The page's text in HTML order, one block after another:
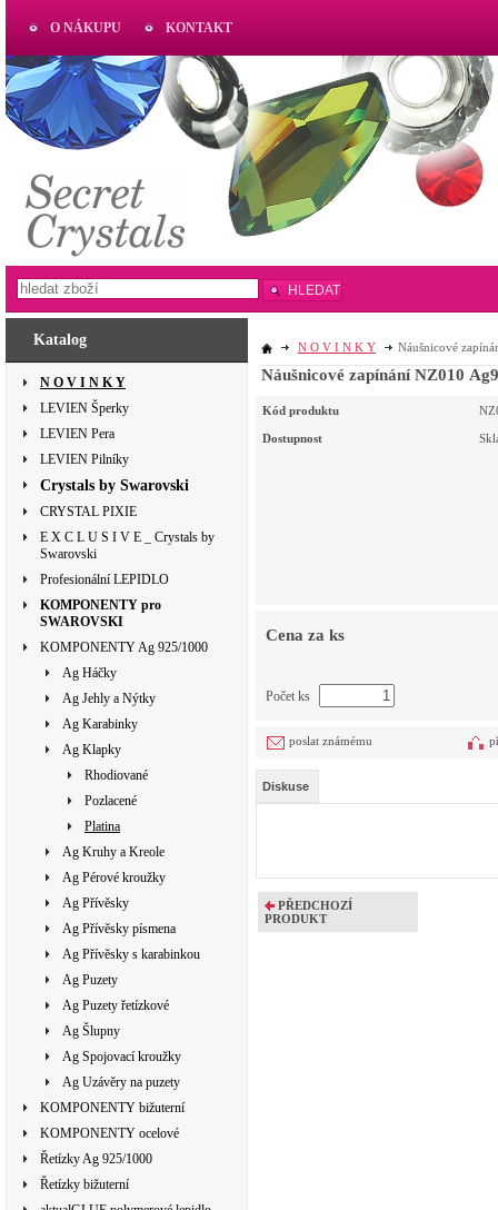
Katalog
N O V I N K Y
LEVIEN Šperky
LEVIEN Pera
LEVIEN Pilníky
Crystals by Swarovski
CRYSTAL PIXIE
E X C L U S I V E _ Crystals by
Swarovski
Profesionální LEPIDLO
KOMPONENTY pro
SWAROVSKI
KOMPONENTY Ag 925/1000
Ag Háčky
Ag Jehly a Nýtky
Ag Karabinky
Ag Klapky
Rhodiované
Pozlacené
Platina
Ag Kruhy a Kreole
Ag Pérové kroužky
Ag Přívěsky
Ag Přívěsky písmena
Ag Přívěsky s karabinkou
Ag Puzety
Ag Puzety řetízkové
Ag Šlupny
Ag Spojovací kroužky
Ag Uzávěry na puzety
KOMPONENTY bižuterní
KOMPONENTY ocelové
Řetízky Ag 925/1000
Řetízky bižuterní
N O V I N K Y Náušnicové
Náušnicové zapínání NZ010
Kód produktu
Dostupnost
Cena za ks
Počet ks
poslat známému
Diskuse
PŘEDCHOZÍ
PRODUKT
O NÁKUPU KONTAKT
AKTUAL
www.aktual-koralky.cz
HLEDAT